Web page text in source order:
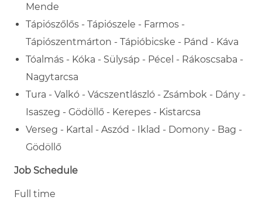
Mende
Tápiószőlős - Tápiószele - Farmos -
Tápiószentmárton - Tápióbicske - Pánd - Káva
Tóalmás - Kóka - Sülysáp - Pécel - Rákoscsaba -
Nagytarcsa
Tura - Valkó - Vácszentlászló - Zsámbok - Dány -
Isaszeg - Gödöllő - Kerepes - Kistarcsa
Verseg - Kartal - Aszód - Iklad - Domony - Bag -
Gödöllő
Job Schedule
Full time